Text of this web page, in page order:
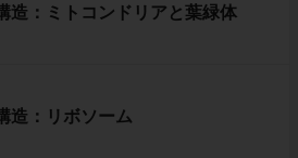
造：ミトコンドリアと葉緑体
造：リボソーム